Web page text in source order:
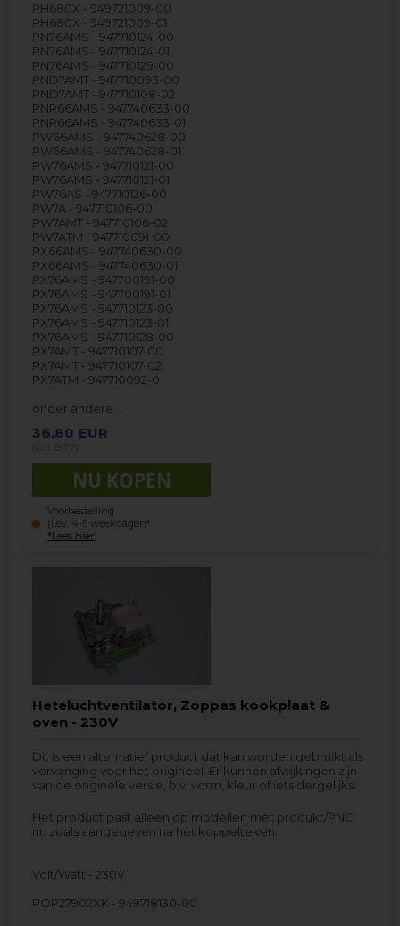
PH680X - 949721009-00
PH680X - 949721009-01
PN76AMS - 947710124-00
PN76AMS - 947710124-01
PN76AMS - 947710129-00
PND7AMT - 947710093-00
PND7AMT - 947710108-02
PNR66AMS - 947740633-00
PNR66AMS - 947740633-01
PW66AMS - 947740628-00
PW66AMS - 947740628-01
PW76AMS - 947710121-00
PW76AMS - 947710121-01
PW76AS - 947710126-00
PW7A - 947710106-00
PW7AMT - 947710106-02
PW7ATM - 947710091-00
PX66AMS - 947740630-00
PX66AMS - 947740630-01
PX76AMS - 947700191-00
PX76AMS - 947700191-01
PX76AMS - 947710123-00
PX76AMS - 947710123-01
PX76AMS - 947710128-00
PX7AMT - 947710107-00
PX7AMT - 947710107-02
PX7ATM - 947710092-0
onder andere…
36,80 EUR
Voorbestelling
(Lev. 4-5 weekdagen*
*Lees hier)
Heteluchtventilator, Zoppas kookplaat &
oven - 230V
Dit is een alternatief product dat kan worden gebruikt als
vervanging voor het origineel. Er kunnen afwijkingen zijn
van de originele versie, b.v. vorm, kleur of iets dergelijks.
Het product past alleen op modellen met produkt/PNC
nr. zoals aangegeven na het koppelteken.
Volt/Watt - 230V
POP27902XK - 949718130-00